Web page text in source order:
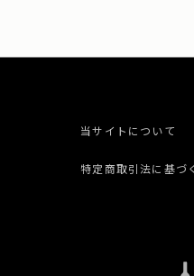
当サイトについて
特定商取引法に基づ